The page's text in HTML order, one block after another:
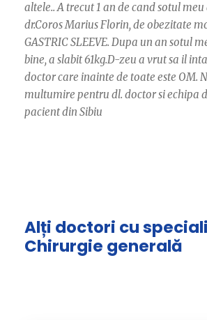
altele.. A trecut 1 an de cand sotul
dr.Coros Marius Florin, de obezitate
GASTRIC SLEEVE. Dupa un an sotul
bine, a slabit 61kg.D-zeu a vrut sa il
doctor care inainte de toate este OM.
multumire pentru dl. doctor si echipa
pacient din Sibiu
Alți doctori cu
Chirurgie generală